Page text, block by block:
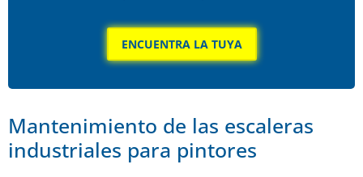
ENCUENTRA LA TUYA
Mantenimiento de las escaleras
industriales para pintores